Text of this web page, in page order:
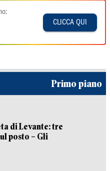
CLICCA QUI
Primo piano
di Levante: tre
posto – Gli